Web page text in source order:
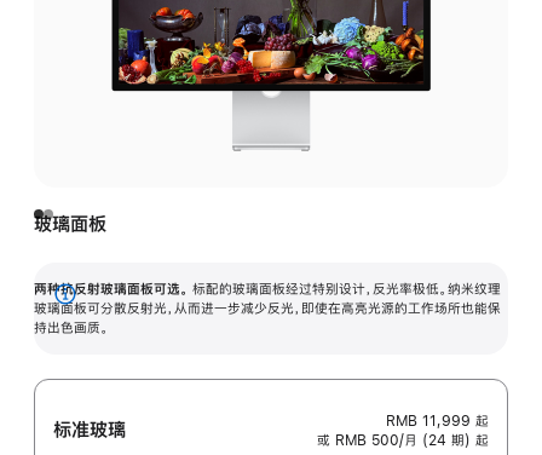
玻璃面板
两种抗反射玻璃面板可选。 标配的玻璃面板经过特别设计，反光率极低。纳米纹理
玻璃面板可分散反射光，从而进一步减少反光，即使在高亮光源的工作场所也能保
持出色画质。
展
开
标准玻璃 RMB 11,999 起
或 RMB 500/月 (24 期) 起